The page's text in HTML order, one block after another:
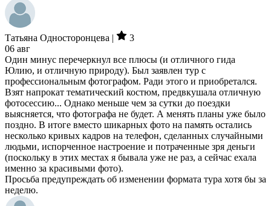
Татьяна Односторонцева |
3
06 авг
Один минус перечеркнул все плюсы (и отличного гида
Юлию, и отличную природу). Был заявлен тур с
профессиональным фотографом. Ради этого и приобретался.
Взят напрокат тематический костюм, предвкушала отличную
фотосессию... Однако меньше чем за сутки до поездки
выясняется, что фотографа не будет. А менять планы уже было
поздно. В итоге вместо шикарных фото на память остались
несколько кривых кадров на телефон, сделанных случайными
людьми, испорченное настроение и потраченные зря деньги
(поскольку в этих местах я бывала уже не раз, а сейчас ехала
именно за красивыми фото).
Просьба предупреждать об изменении формата тура хотя бы за
неделю.